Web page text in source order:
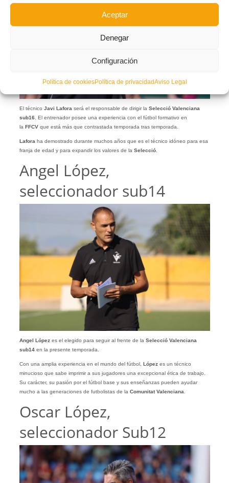
Aceptar
Denegar
Configuración
Política de cookiesPolítica de privacidadAviso Legal
El técnico Javi Lafora será el responsable de dirigir la Selecció Valenciana
sub16 . El entrenador posee una experiencia con el fútbol formativo en
la FFCVque está más que contrastada temporada tras temporada.
Lafora ha demostrado durante muchos años que es el técnico idóneo para esa
franja de edad y para expandir los valores de la Selecció.
Angel López,
seleccionador sub14
Angel Lópezes el elegido para seguir al frente de laSelecció Valenciana
sub14en la presente temporada.
Con una amplia experiencia en el mundo del fútbol, López es un técnico
minucioso que sabe imprimir a sus jugadores una excepcional ética de trabajo.
Su carácter, su pasión por el fútbol base y sus enseñanzas pueden ayudar
mucho a las generaciones de futbolistas de la Comunitat Valenciana.
Oscar López,
seleccionador Sub12